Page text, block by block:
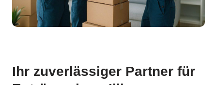
Ihr zuverlässiger Partner für